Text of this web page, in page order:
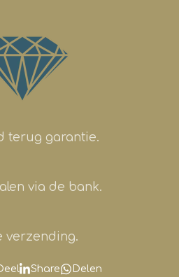
terug garantie.
via de bank.
verzending.
Share Delen